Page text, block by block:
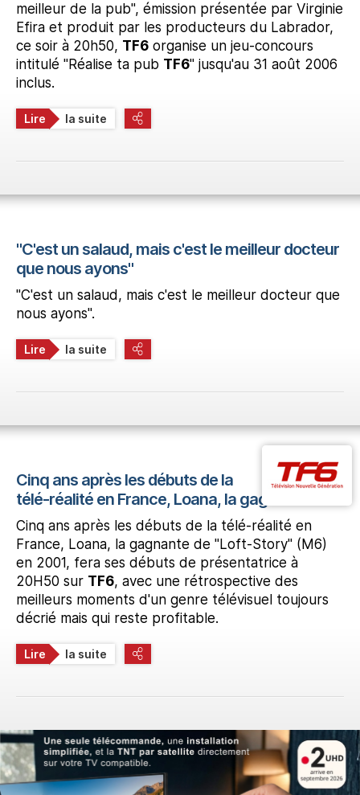
meilleur de la pub", émission présentée par Virginie
Efira et produit par les producteurs du Labrador,
ce soir à 20h50, TF6 organise un jeu-concours
intitulé "Réalise ta pub TF6" jusqu'au 31 août 2006
inclus.
Lire la suite
"C'est un salaud, mais c'est le meilleur docteur
que nous ayons"
"C'est un salaud, mais c'est le meilleur docteur que
nous ayons".
Lire la suite
Cinq ans après les débuts de la
télé-réalité en France, Loana, la gagnante
Cinq ans après les débuts de la télé-réalité en
France, Loana, la gagnante de "Loft-Story" (M6)
en 2001, fera ses débuts de présentatrice à
20H50 sur TF6, avec une rétrospective des
meilleurs moments d'un genre télévisuel toujours
décrié mais qui reste profitable.
Lire la suite